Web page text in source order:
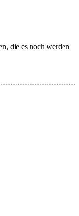
die es noch werden